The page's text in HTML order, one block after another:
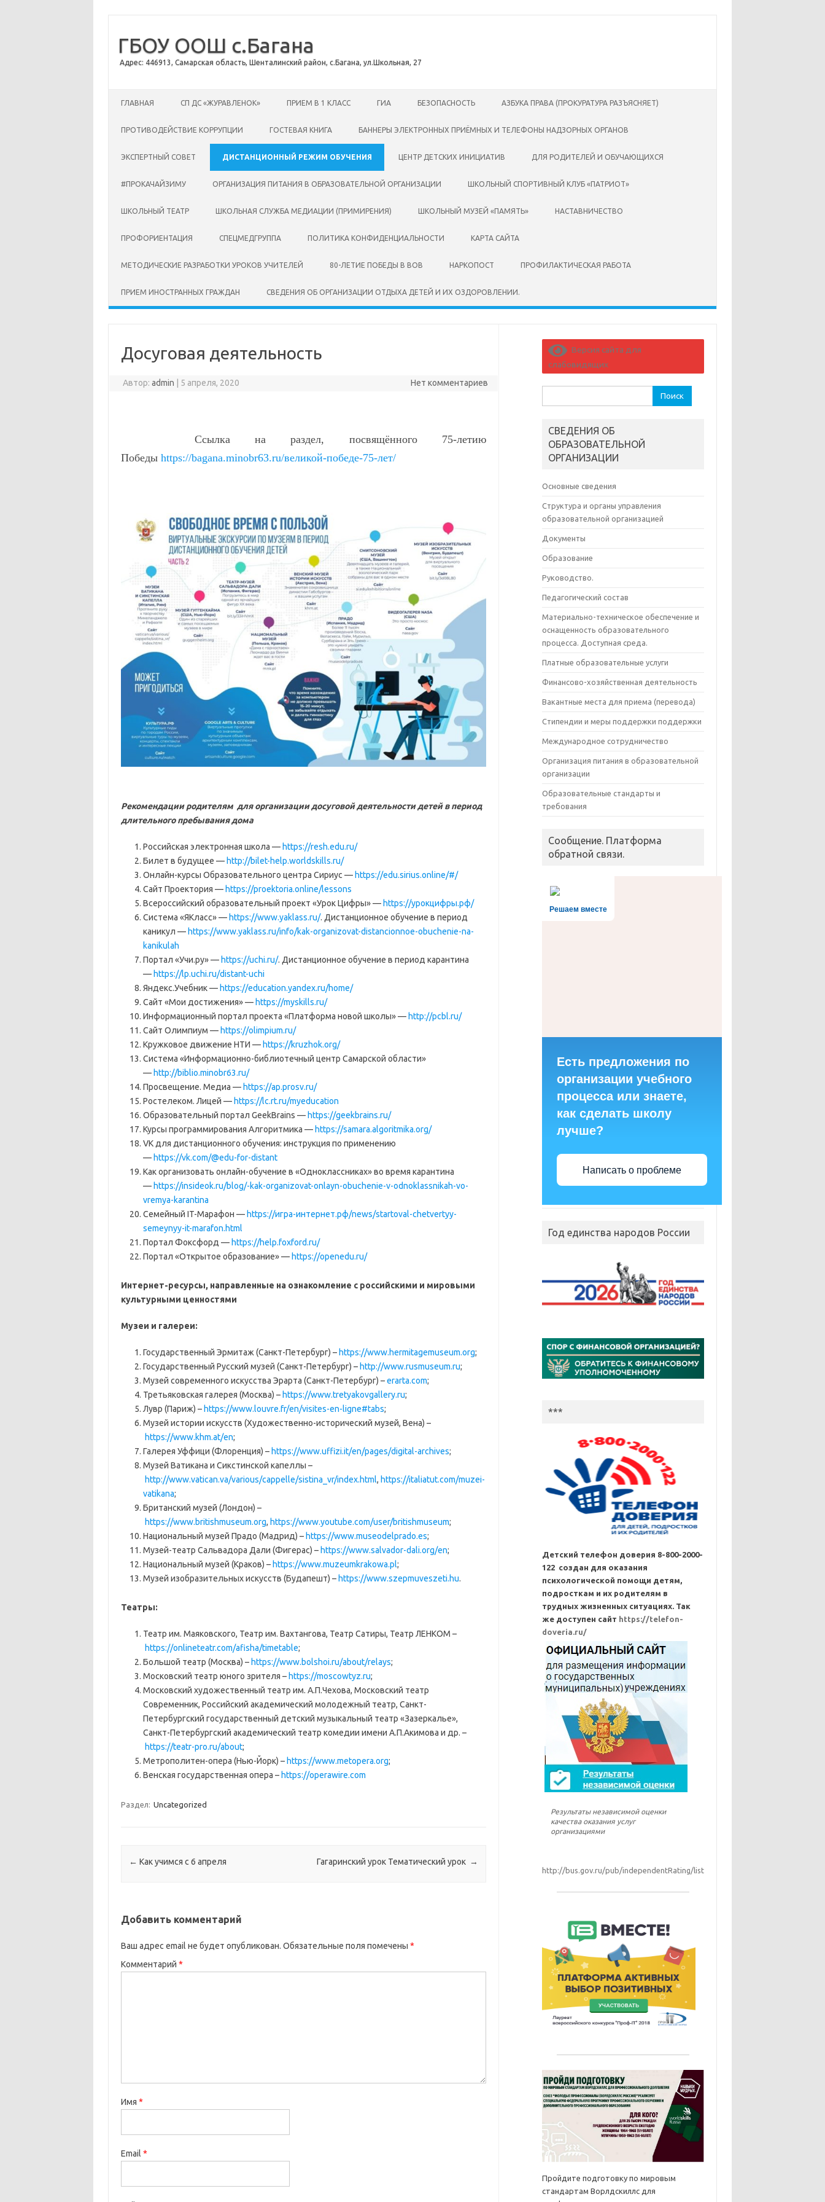
ГБОУ ООШ с.Багана
Адрес: 446913, Самарская область, Шенталинский район, с.Багана, ул.Школьная, 27
ГЛАВНАЯ CП ДС «ЖУРАВЛЕНОК» ПРИЕМ В 1 КЛАСС ГИА БЕЗОПАСНОСТЬ АЗБУКА ПРАВА (ПРОКУРАТУРА РАЗЪЯСНЯЕТ)
ПРОТИВОДЕЙСТВИЕ КОРРУПЦИИ ГОСТЕВАЯ КНИГА БАННЕРЫ ЭЛЕКТРОННЫХ ПРИЁМНЫХ И ТЕЛЕФОНЫ НАДЗОРНЫХ ОРГАНОВ
ЭКСПЕРТНЫЙ СОВЕТ ДИСТАНЦИОННЫЙ РЕЖИМ ОБУЧЕНИЯ ЦЕНТР ДЕТСКИХ ИНИЦИАТИВ ДЛЯ РОДИТЕЛЕЙ И ОБУЧАЮЩИХСЯ
#ПРОКАЧАЙЗИМУ ОРГАНИЗАЦИЯ ПИТАНИЯ В ОБРАЗОВАТЕЛЬНОЙ ОРГАНИЗАЦИИ ШКОЛЬНЫЙ СПОРТИВНЫЙ КЛУБ «ПАТРИОТ»
ШКОЛЬНЫЙ ТЕАТР ШКОЛЬНАЯ СЛУЖБА МЕДИАЦИИ (ПРИМИРЕНИЯ) ШКОЛЬНЫЙ МУЗЕЙ «ПАМЯТЬ» НАСТАВНИЧЕСТВО
ПРОФОРИЕНТАЦИЯ СПЕЦМЕДГРУППА ПОЛИТИКА КОНФИДЕНЦИАЛЬНОСТИ КАРТА САЙТА
МЕТОДИЧЕСКИЕ РАЗРАБОТКИ УРОКОВ УЧИТЕЛЕЙ 80-ЛЕТИЕ ПОБЕДЫ В ВОВ НАРКОПОСТ ПРОФИЛАКТИЧЕСКАЯ РАБОТА
ПРИЕМ ИНОСТРАННЫХ ГРАЖДАН СВЕДЕНИЯ ОБ ОРГАНИЗАЦИИ ОТДЫХА ДЕТЕЙ И ИХ ОЗДОРОВЛЕНИИ.
Досуговая деятельность
Автор:admin 5 апреля, 2020 Нет комментариев
Ссылка на раздел, посвящённого 75-летию
Победы https://bagana.minobr63.ru/великой-победе-75-лет/
Рекомендации родителям для организации досуговой деятельности детей в период
длительного пребывания дома
Российская электронная школа — https://resh.edu.ru/
Билет в будущее — http://bilet-help.worldskills.ru/
Онлайн-курсы Образовательного центра Сириус — https://edu.sirius.online/#/
Сайт Проектория — https://proektoria.online/lessons
Всероссийский образовательный проект «Урок Цифры» — https://урокцифры.рф/
Система «ЯКласс» — https://www.yaklass.ru/. Дистанционное обучение в период
каникул — https://www.yaklass.ru/info/kak-organizovat-distancionnoe-obuchenie-na-
kanikulah
Портал «Учи.ру» — https://uchi.ru/. Дистанционное обучение в период карантина
— https://lp.uchi.ru/distant-uchi
Яндекс.Учебник — https://education.yandex.ru/home/
Сайт «Мои достижения» — https://myskills.ru/
Информационный портал проекта «Платформа новой школы» — http://pcbl.ru/
Сайт Олимпиум — https://olimpium.ru/
Кружковое движение НТИ — https://kruzhok.org/
Система «Информационно-библиотечный центр Самарской области»
— http://biblio.minobr63.ru/
Просвещение. Медиа — https://ap.prosv.ru/
Ростелеком. Лицей — https://lc.rt.ru/myeducation
Образовательный портал GeekBrains — https://geekbrains.ru/
Курсы программирования Алгоритмика — https://samara.algoritmika.org/
VK для дистанционного обучения: инструкция по применению
— https://vk.com/@edu-for-distant
Как организовать онлайн-обучение в «Одноклассниках» во время карантина
— https://insideok.ru/blog/-kak-organizovat-onlayn-obuchenie-v-odnoklassnikah-vo-
vremya-karantina
Семейный IT-Марафон — https://игра-интернет.рф/news/startoval-chetvertyy-
semeynyy-it-marafon.html
Портал Фоксфорд — https://help.foxford.ru/
Портал «Открытое образование» — https://openedu.ru/
Интернет-ресурсы, направленные на ознакомление с российскими и мировыми
культурными ценностями
Музеи и галереи:
Государственный Эрмитаж (Санкт-Петербург) – https://www.hermitagemuseum.org;
Государственный Русский музей (Санкт-Петербург) – http://www.rusmuseum.ru;
Музей современного искусства Эрарта (Санкт-Петербург) –erarta.com;
Третьяковская галерея (Москва) – https://www.tretyakovgallery.ru;
Лувр (Париж) – https://www.louvre.fr/en/visites-en-ligne#tabs;
Музей истории искусств (Художественно-исторический музей, Вена) –
https://www.khm.at/en;
Галерея Уффици (Флоренция) – https://www.uffizi.it/en/pages/digital-archives;
Музей Ватикана и Сикстинской капеллы –
http://www.vatican.va/various/cappelle/sistina_vr/index.html, https://italiatut.com/muzei-
vatikana;
Британский музей (Лондон) –
https://www.britishmuseum.org, https://www.youtube.com/user/britishmuseum;
Национальный музей Прадо (Мадрид) –https://www.museodelprado.es;
Музей-театр Сальвадора Дали (Фигерас) –https://www.salvador-dali.org/en;
Национальный музей (Краков) – https://www.muzeumkrakowa.pl;
Музей изобразительных искусств (Будапешт) – https://www.szepmuveszeti.hu.
Театры:
Театр им. Маяковского, Театр им. Вахтангова, Театр Сатиры, Театр ЛЕНКОМ –
https://onlineteatr.com/afisha/timetable;
Большой театр (Москва) – https://www.bolshoi.ru/about/relays;
Московский театр юного зрителя – https://moscowtyz.ru;
Московский художественный театр им. А.П.Чехова, Московский театр
Современник, Российский академический молодежный театр, Санкт-
Петербургский государственный детский музыкальный театр «Зазеркалье»,
Санкт-Петербургский академический театр комедии имени А.П.Акимова и др. –
https://teatr-pro.ru/about;
Метрополитен-опера (Нью-Йорк) – https://www.metopera.org;
Венская государственная опера – https://operawire.com
Раздел: Uncategorized
Навигация по записям
← Как учимся с 6 апреля Гагаринский урок Тематический урок →
Добавить комментарий
Ваш адрес email не будет опубликован. Обязательные поля помечены *
Комментарий *
Имя *
Email *
Версия сайта для
слабовидящих
СВЕДЕНИЯ ОБ
ОБРАЗОВАТЕЛЬНОЙ
ОРГАНИЗАЦИИ
Основные сведения
Структура и органы управления
образовательной организацией
Документы
Образование
Руководство.
Педагогический состав
Материально-техническое обеспечение и
оснащенность образовательного
процесса. Доступная среда.
Платные образовательные услуги
Финансово-хозяйственная деятельность
Вакантные места для приема (перевода)
Стипендии и меры поддержки поддержки
Международное сотрудничество
Организация питания в образовательной
организации
Образовательные стандарты и
требования
Сообщение. Платформа
обратной связи.
Решаем вместе
Есть предложения по
организации учебного
процесса или знаете,
как сделать школу
лучше?
Написать о проблеме
Год единства народов России
***
Детский телефон доверия 8-800-2000-
122 создан для оказания
психологической помощи детям,
подросткам и их родителям в
трудных жизненных ситуациях. Так
же доступен сайт https://telefon-
doveria.ru/
Результаты независимой оценки
качества оказания услуг
организациями
http://bus.gov.ru/pub/independentRating/list
Пройдите подготовку по мировым
стандартам Ворлдскиллс для